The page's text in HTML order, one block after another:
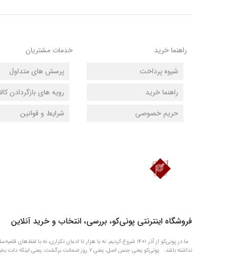
راهنما خرید
شیوه پرداخت
راهنما خرید
حریم خصوصی
خدمات مشتریان
پرسش های متداول
رویه های بازگردادن
شرایط و قوانین
فروشگاه اینترنتی پونی‌کو، بررسی، انتخاب و خرید آنلاین
ما در پونی‌کو از آذر ۱۴۰۱ شروع کردیم. نه با هزار تا ادعای تکراری،
نداشته باشد. پونی‌کو یعنی جنس اصل، یعنی ۷ روز ضمانت برگشت، یعنی اینکه دلت بخواهد چیزی را الان بگیری و بعداً آروم آروم حسابی‌اش را بدهی.